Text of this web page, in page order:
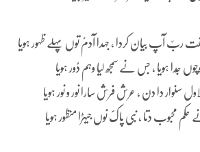
آپ بیان کردا ، جہدا آدمؑ توں پہلے ظہور ہویا
جُدا ہویا ، جس نے سمجھ لیا وہم دُور ہویا
سنوار دا دن ، عرش فرش سارا نور و نور ہویا
محبوب دتا ، نبی پاکؐ نوں جیہڑا منظور ہویا